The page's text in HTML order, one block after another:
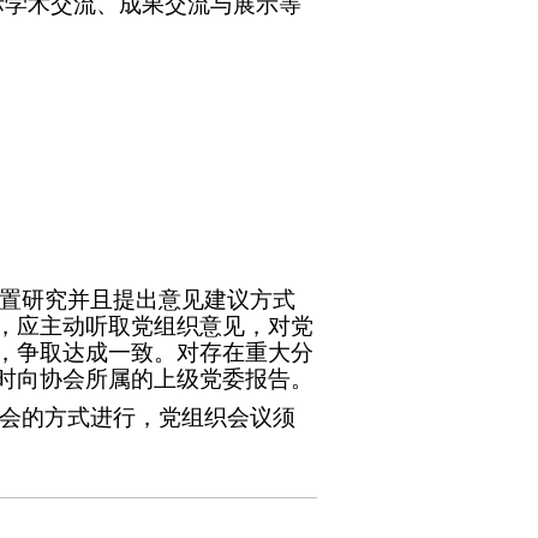
研究并且提出意见建议方式
应主动听取党组织意见，对党
争取达成一致。对存在重大分
协会所属的上级党委报告。
的方式进行，党组织会议须